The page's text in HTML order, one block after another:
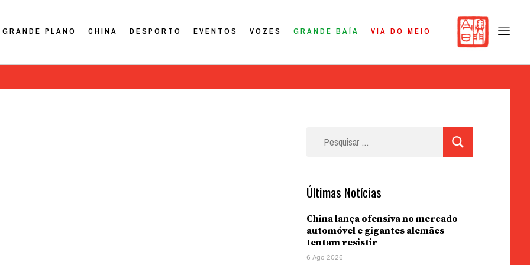
GRANDE PLANO CHINA DESPORTO EVENTOS VOZES GRANDE BAÍA VIA DO MEIO
Últimas Notícias
China lança ofensiva no mercado
automóvel e gigantes alemães
tentam resistir
6 Ago 2026